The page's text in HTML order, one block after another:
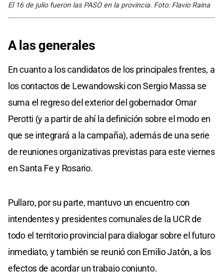
El 16 de julio fueron las PASO en la provincia. Foto: Flavio Raina
A las generales
En cuanto a los candidatos de los principales frentes, a
los contactos de Lewandowski con Sergio Massa se
suma el regreso del exterior del gobernador Omar
Perotti (y a partir de ahí la definición sobre el modo en
que se integrará a la campaña), además de una serie
de reuniones organizativas previstas para este viernes
en Santa Fe y Rosario.
Pullaro, por su parte, mantuvo un encuentro con
intendentes y presidentes comunales de la UCR de
todo el territorio provincial para dialogar sobre el futuro
inmediato, y también se reunió con Emilio Jatón, a los
efectos de acordar un trabajo conjunto.